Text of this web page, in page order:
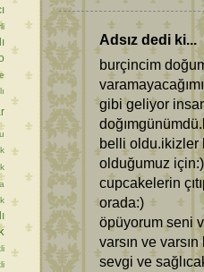
Adsız dedi ki...
burçincim
gibi geliyor
belli oldu.ikizler
olduğumuz için:)
cupcakelerin
orada:)
öpüyorum seni
varsın ve
sevgi ve